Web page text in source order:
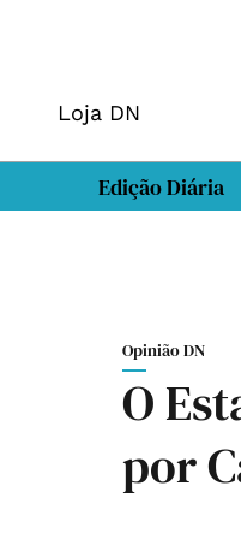
Loja DN
Edição Diária
Opinião DN
O
por